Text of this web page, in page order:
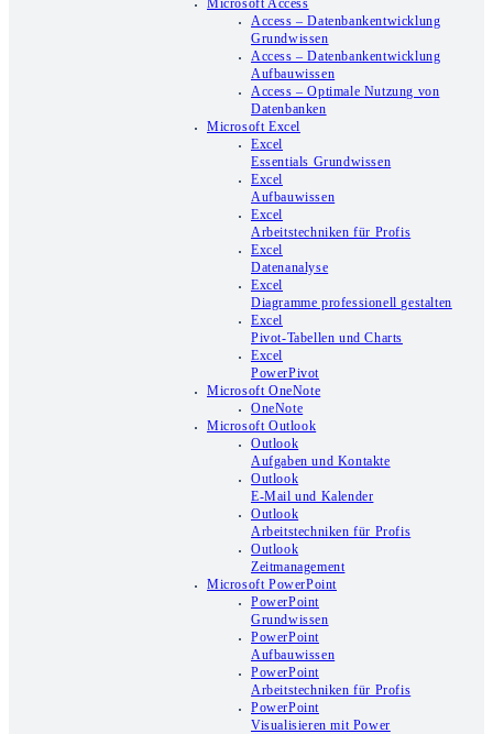
Microsoft Access
Access – Datenbankentwicklung
Grundwissen
Access – Datenbankentwicklung
Aufbauwissen
Access – Optimale Nutzung von
Datenbanken
Microsoft Excel
Excel
Essentials Grundwissen
Excel
Aufbauwissen
Excel
Arbeitstechniken für Profis
Excel
Datenanalyse
Excel
Diagramme professionell gestalten
Excel
Pivot-Tabellen und Charts
Excel
PowerPivot
Microsoft OneNote
OneNote
Microsoft Outlook
Outlook
Aufgaben und Kontakte
Outlook
E-Mail und Kalender
Outlook
Arbeitstechniken für Profis
Outlook
Zeitmanagement
Microsoft PowerPoint
PowerPoint
Grundwissen
PowerPoint
Aufbauwissen
PowerPoint
Arbeitstechniken für Profis
PowerPoint
Visualisieren mit Power